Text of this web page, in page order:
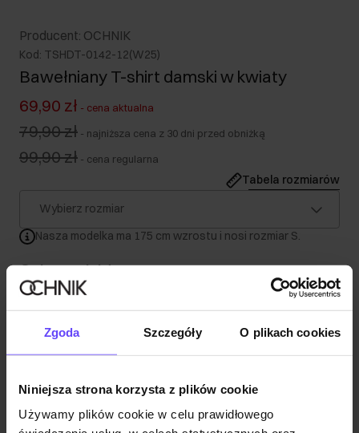
Zgoda Szczegóły O plikach cookies
Niniejsza strona korzysta z plików cookie
Używamy plików cookie w celu prawidłowego
Producent: OCHNIK
Kod: TSHDT-0142-12(W25)
Bawełniany T-shirt damski w kwiaty
69,90 zł - cena aktualna
79,90 zł - najniższa cena z 30 dni przed obniżką
99,90 zł - cena regularna
Tabela rozmiarów
Wybierz rozmiar
Nasza modelka ma 175 cm wzrostu i nosi rozmiar S.
Opis produktu
Opinie